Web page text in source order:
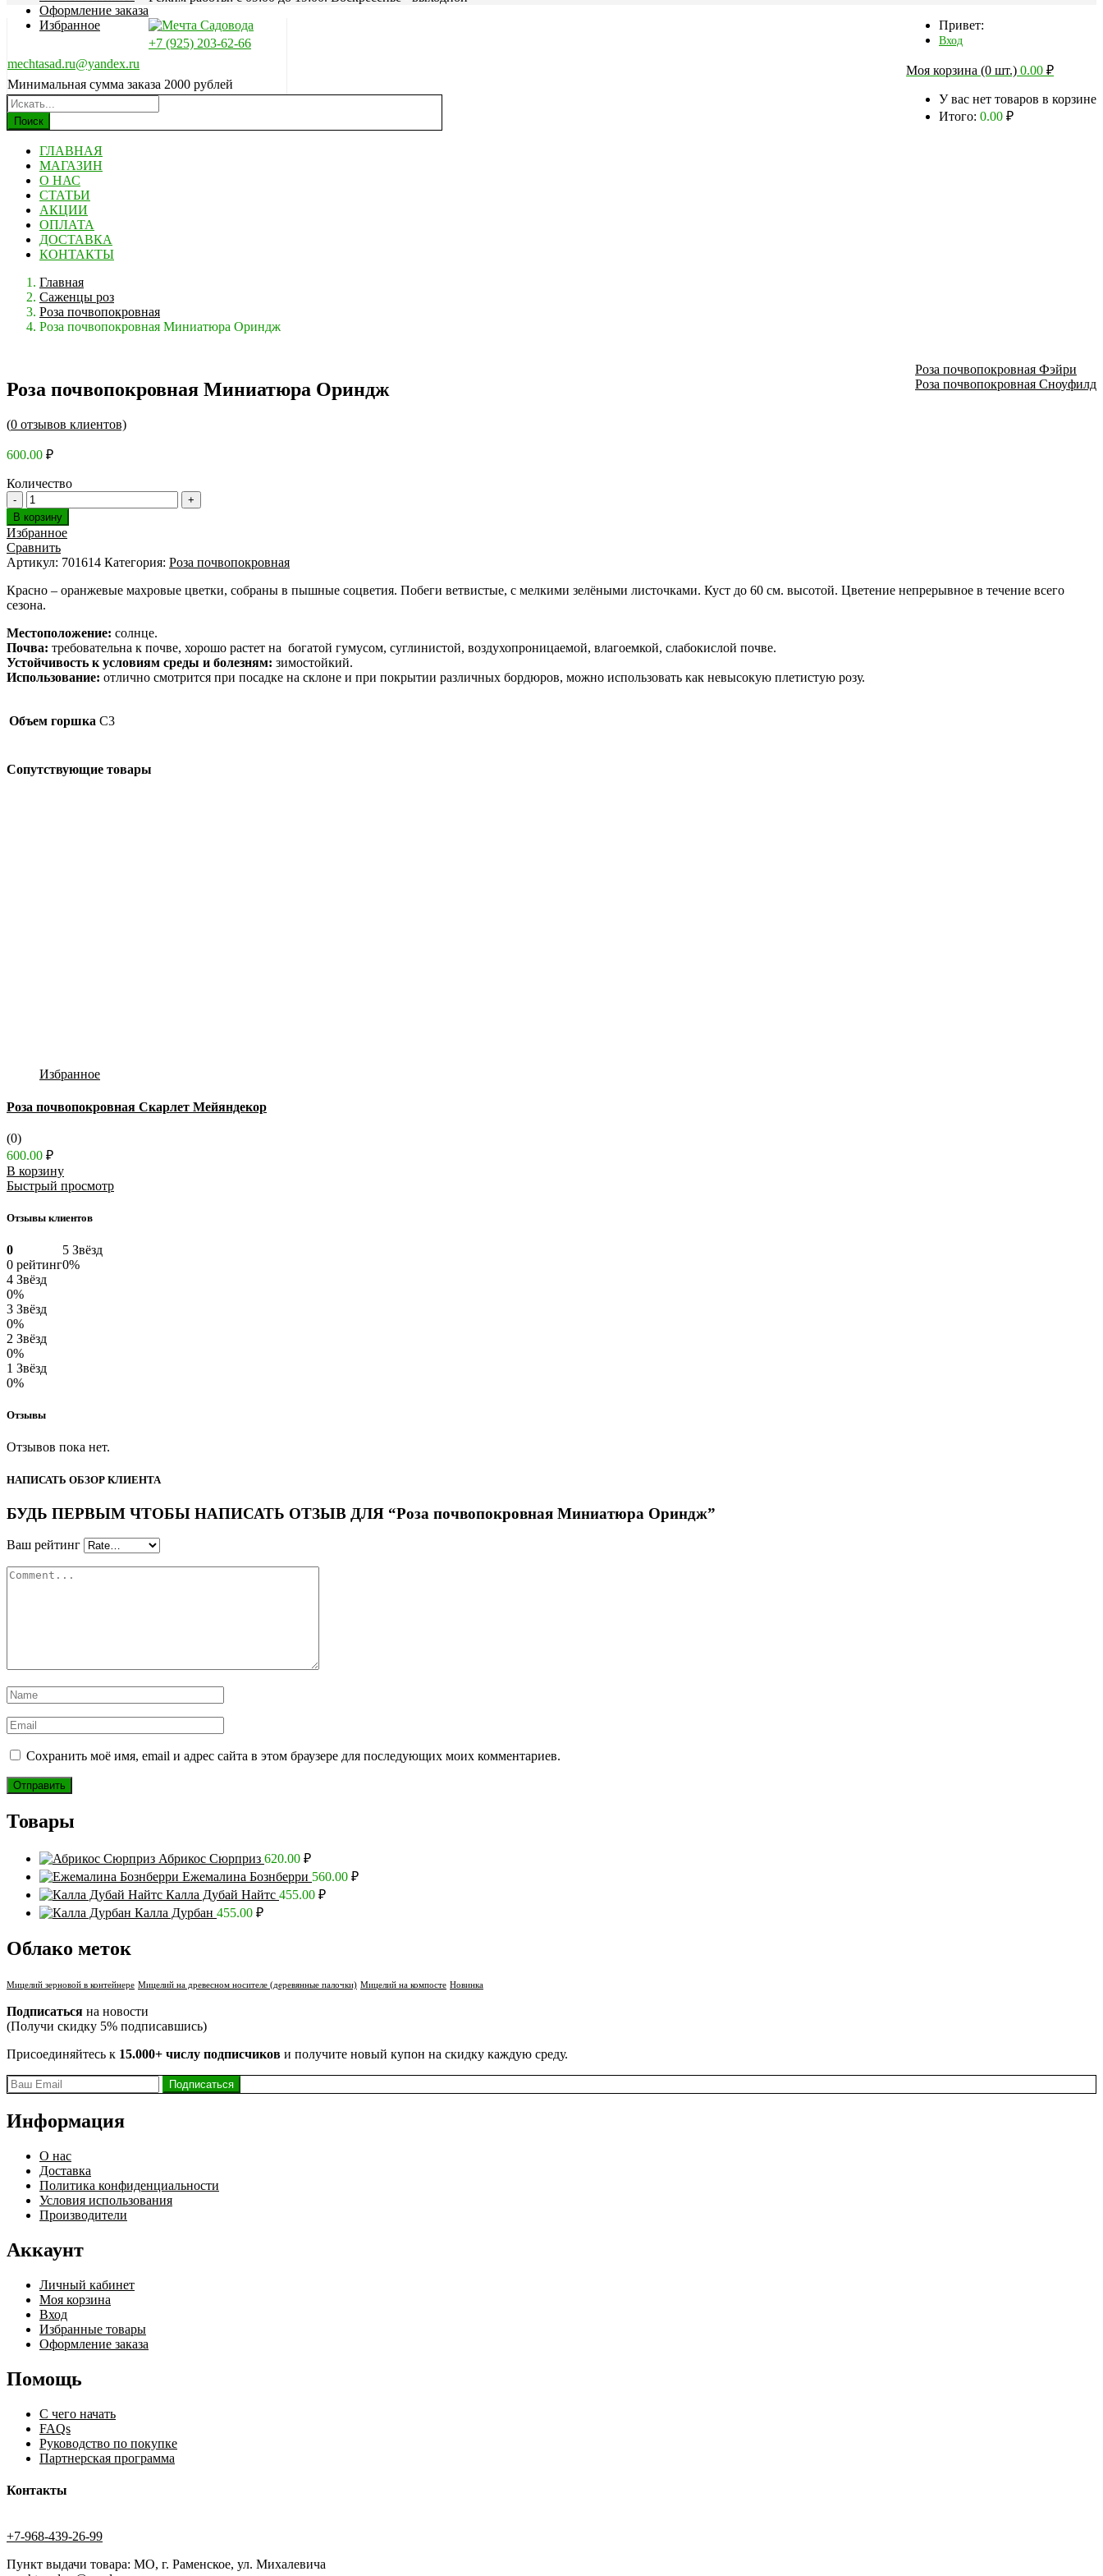
Оформление заказа
Избранное
Привет:
Вход
Моя корзина (0 шт.) 0.00 ₽
У вас нет товаров в корзине
Итого: 0.00 ₽
+7 (925) 203-62-66
mechtasad.ru@yandex.ru
Минимальная сумма заказа 2000 рублей
Поиск
ГЛАВНАЯ
МАГАЗИН
О НАС
СТАТЬИ
АКЦИИ
ОПЛАТА
ДОСТАВКА
КОНТАКТЫ
Главная
Саженцы роз
Роза почвопокровная
Роза почвопокровная Миниатюра Ориндж
Роза почвопокровная Фэйри
Роза почвопокровная Сноуфилд
Роза почвопокровная Миниатюра Ориндж
(0 отзывов клиентов)
600.00 ₽
Количество
В корзину
Избранное
Сравнить
Артикул: 701614 Категория: Роза почвопокровная
Красно – оранжевые махровые цветки, собраны в пышные соцветия. Побеги ветвистые, с мелкими зелёными листочками. Куст до 60 см. высотой. Цветение непрерывное в течение всего
сезона.
Местоположение: солнце.
Почва: требовательна к почве, хорошо растет на богатой гумусом, суглинистой, воздухопроницаемой, влагоемкой, слабокислой почве.
Устойчивость к условиям среды и болезням: зимостойкий.
Использование: отлично смотрится при посадке на склоне и при покрытии различных бордюров, можно использовать как невысокую плетистую розу.
Объем горшка C3
Сопутствующие товары
Избранное
Роза почвопокровная Скарлет Мейяндекор
(0)
600.00 ₽
В корзину
Быстрый просмотр
Отзывы клиентов
0
0 рейтинг
5 Звёзд
0%
4 Звёзд
0%
3 Звёзд
0%
2 Звёзд
0%
1 Звёзд
0%
Отзывы
Отзывов пока нет.
НАПИСАТЬ ОБЗОР КЛИЕНТА
БУДЬ ПЕРВЫМ ЧТОБЫ НАПИСАТЬ ОТЗЫВ ДЛЯ “Роза почвопокровная Миниатюра Ориндж”
Ваш рейтинг
Сохранить моё имя, email и адрес сайта в этом браузере для последующих моих комментариев.
Товары
Абрикос Сюрприз 620.00 ₽
Ежемалина Бознберри 560.00 ₽
Калла Дубай Найтс 455.00 ₽
Калла Дурбан 455.00 ₽
Облако меток
Мицелий зерновой в контейнере Мицелий на древесном носителе (деревянные палочки) Мицелий на компосте Новинка
Подписаться на новости
(Получи скидку 5% подписавшись)
Присоединяйтесь к 15.000+ числу подписчиков и получите новый купон на скидку каждую среду.
Информация
О нас
Доставка
Политика конфиденциальности
Условия использования
Производители
Аккаунт
Личный кабинет
Моя корзина
Вход
Избранные товары
Оформление заказа
Помощь
С чего начать
FAQs
Руководство по покупке
Партнерская программа
Контакты
+7-968-439-26-99
Пункт выдачи товара: МО, г. Раменское, ул. Михалевича